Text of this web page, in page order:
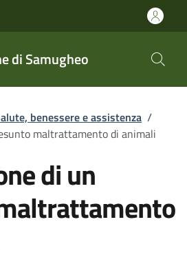
di Samugheo
benessere e assistenza /
maltrattamento di animali
di un